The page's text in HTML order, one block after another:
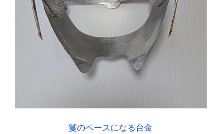
鬘のベースになる台金